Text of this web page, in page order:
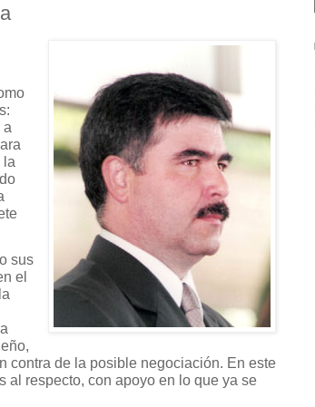
a
la
sus
el
contra de la posible negociación. En este
al respecto, con apoyo en lo que ya se